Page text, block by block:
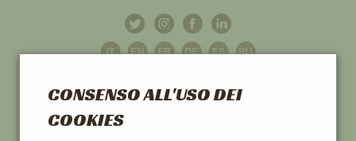
CONSENSO ALL'USO DEI
COOKIES